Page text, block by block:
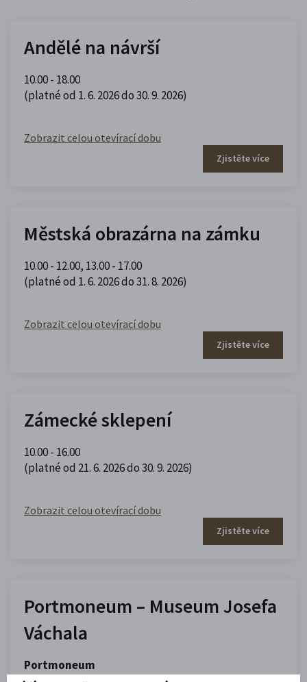
Andělé na návrší
10.00 - 18.00
(platné od 1. 6. 2026 do 30. 9. 2026)
Zobrazit celou otevírací dobu
Zjistěte více
Městská obrazárna na zámku
10.00 - 12.00, 13.00 - 17.00
(platné od 1. 6. 2026 do 31. 8. 2026)
Zobrazit celou otevírací dobu
Zjistěte více
Zámecké sklepení
10.00 - 16.00
(platné od 21. 6. 2026 do 30. 9. 2026)
Zobrazit celou otevírací dobu
Zjistěte více
Portmoneum – Museum Josefa
Váchala
Portmoneum